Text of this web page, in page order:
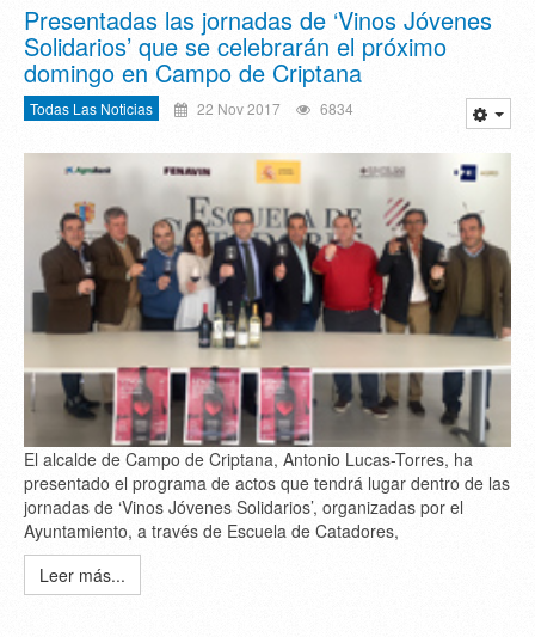
Presentadas las jornadas de ‘Vinos Jóvenes
Solidarios’ que se celebrarán el próximo
domingo en Campo de Criptana
Todas Las Noticias 22 Nov 2017 6834
El alcalde de Campo de Criptana, Antonio Lucas-Torres, ha
presentado el programa de actos que tendrá lugar dentro de las
jornadas de ‘Vinos Jóvenes Solidarios’, organizadas por el
Ayuntamiento, a través de Escuela de Catadores,
Leer más...